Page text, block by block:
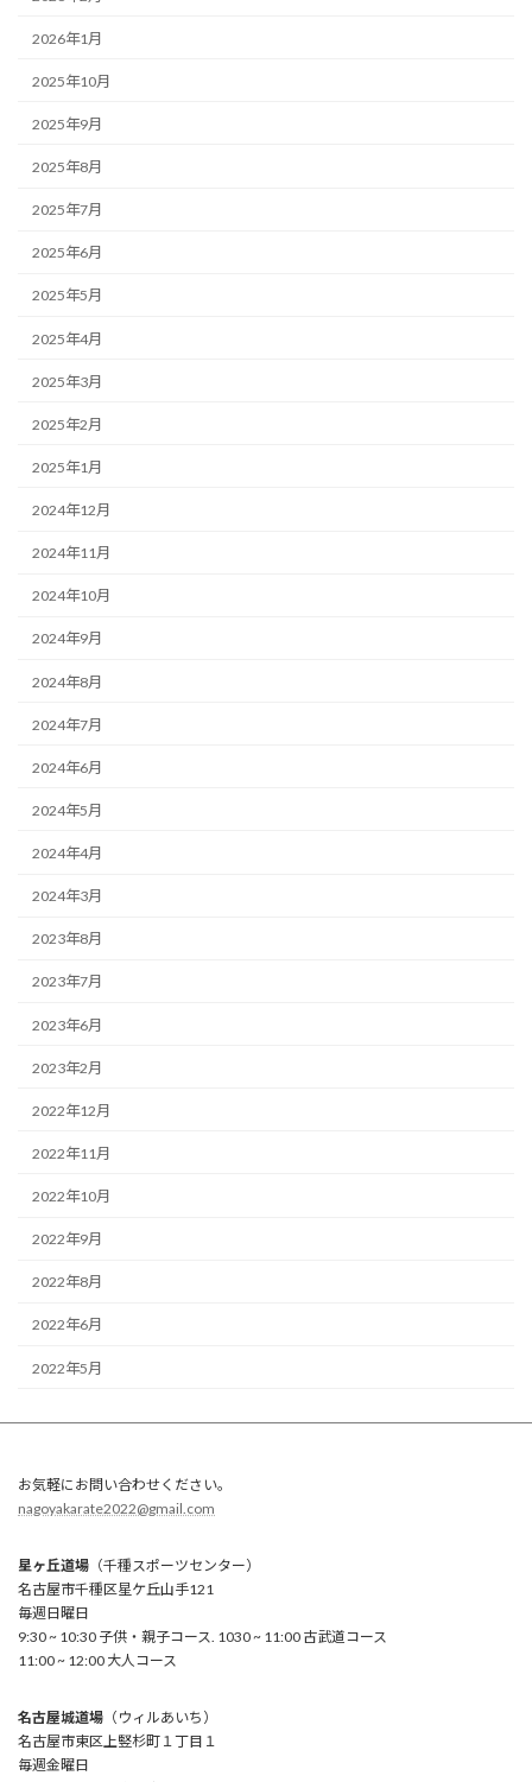
2026年1月
2025年10月
2025年9月
2025年8月
2025年7月
2025年6月
2025年5月
2025年4月
2025年3月
2025年2月
2025年1月
2024年12月
2024年11月
2024年10月
2024年9月
2024年8月
2024年7月
2024年6月
2024年5月
2024年4月
2024年3月
2023年8月
2023年7月
2023年6月
2023年2月
2022年12月
2022年11月
2022年10月
2022年9月
2022年8月
2022年6月
2022年5月
お気軽にお問い合わせください。
nagoyakarate2022@gmail.com
星ヶ丘道場 （千種スポーツセンター）
名古屋市千種区星ケ丘山手121
毎週日曜日
9:30 ~ 10:30 子供・親子コース. 1030 ~ 11:00 古武道コース
11:00 ~ 12:00 大人コース
名古屋城道場 （ウィルあいち）
名古屋市東区上竪杉町１丁目１
毎週金曜日